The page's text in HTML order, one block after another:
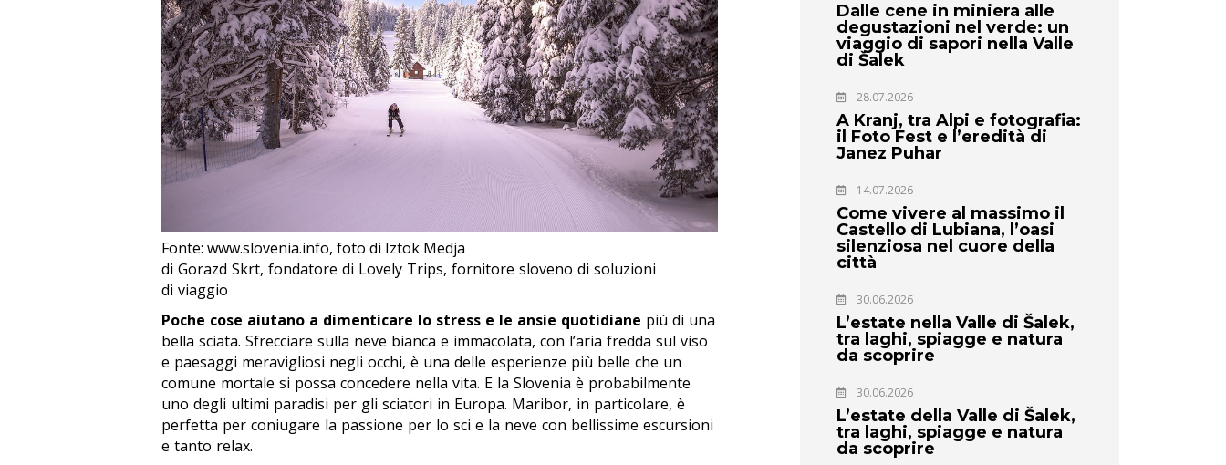
Fonte: www.slovenia.info, foto di Iztok Medja
di Gorazd Skrt, fondatore di Lovely Trips, fornitore sloveno di soluzioni
di viaggio
Poche cose aiutano a dimenticare lo stress e le ansie quotidiane più di una
bella sciata. Sfrecciare sulla neve bianca e immacolata, con l’aria fredda sul viso
e paesaggi meravigliosi negli occhi, è una delle esperienze più belle che un
comune mortale si possa concedere nella vita. E la Slovenia è probabilmente
uno degli ultimi paradisi per gli sciatori in Europa. Maribor, in particolare, è
perfetta per coniugare la passione per lo sci e la neve con bellissime escursioni
e tanto relax.
Dalle cene in miniera alle
degustazioni nel verde: un
viaggio di sapori nella Valle
di Šalek
28.07.2026
A Kranj, tra Alpi e fotografia:
il Foto Fest e l’eredità di
Janez Puhar
14.07.2026
Come vivere al massimo il
Castello di Lubiana, l’oasi
silenziosa nel cuore della
città
30.06.2026
L’estate nella Valle di Šalek,
tra laghi, spiagge e natura
da scoprire
30.06.2026
L’estate della Valle di Šalek,
tra laghi, spiagge e natura
da scoprire